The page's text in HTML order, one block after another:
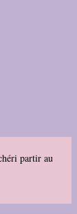
partir au